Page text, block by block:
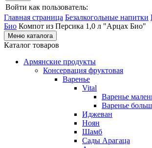
Войти как пользователь:
Главная страница Безалкогольные напитки
Био Компот из Персика 1,0 л "Арцах Био"
Меню каталога
Каталог товаров
Армянские продукты
Консервация фруктовая
Варенье
Vital
Варенье
Варенье
Иджеван
Ноян
Шамб
Сады Арагаца